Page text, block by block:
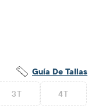
Guía De Tallas
3T 4T